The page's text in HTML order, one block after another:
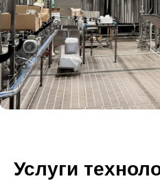
Услуги